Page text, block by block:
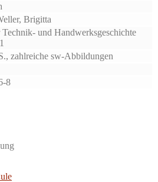
Brigitta
und Handwerksgeschichte
zahlreiche sw-Abbildungen
8